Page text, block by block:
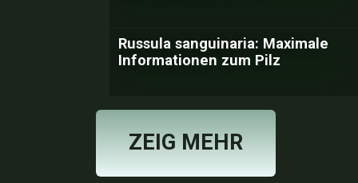
Russula sanguinaria: Maximale
Informationen zum Pilz
ZEIG MEHR